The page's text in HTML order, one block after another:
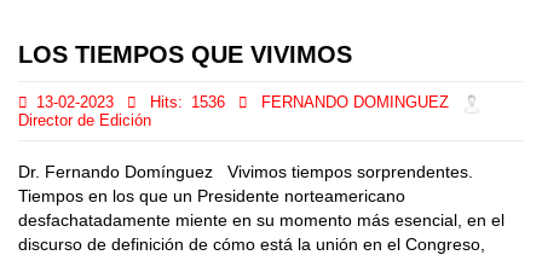
LOS TIEMPOS QUE VIVIMOS
13-02-2023 Hits: 1536
FERNANDO DOMINGUEZ
Director de Edición
Dr. Fernando Domínguez Vivimos tiempos sorprendentes.
Tiempos en los que un Presidente norteamericano
desfachatadamente miente en su momento más esencial, en el
discurso de definición de cómo está la unión en el Congreso,